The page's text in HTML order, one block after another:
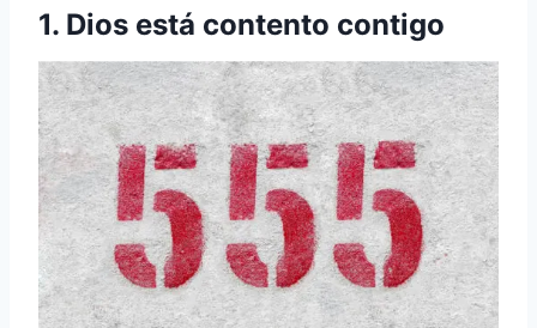
1. Dios está contento contigo